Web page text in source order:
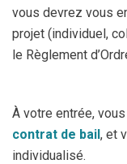
vous devrez vous
projet (individuel,
le Règlement
À votre entrée,
contrat de bail, et
individualisé.